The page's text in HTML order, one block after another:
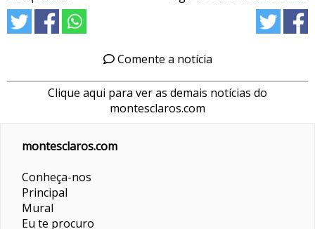
Comente a notícia
Clique aqui para ver as demais notícias do
montesclaros.com
montesclaros.com
Conheça-nos
Principal
Mural
Eu te procuro